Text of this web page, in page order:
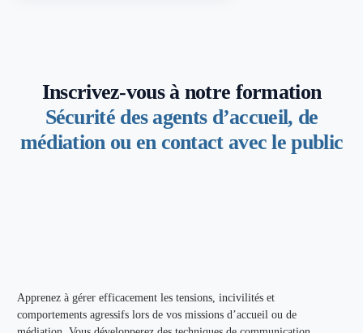
Inscrivez-vous à notre formation
Sécurité des agents d’accueil, de
médiation ou en contact avec le public
Apprenez à gérer efficacement les tensions, incivilités et
comportements agressifs lors de vos missions d’accueil ou de